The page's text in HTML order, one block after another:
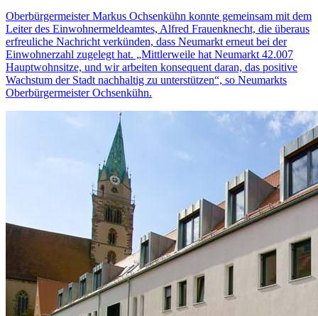
Oberbürgermeister Markus Ochsenkühn konnte gemeinsam mit dem
Leiter des Einwohnermeldeamtes, Alfred Frauenknecht, die überaus
erfreuliche Nachricht verkünden, dass Neumarkt erneut bei der
Einwohnerzahl zugelegt hat. „Mittlerweile hat Neumarkt 42.007
Hauptwohnsitze, und wir arbeiten konsequent daran, das positive
Wachstum der Stadt nachhaltig zu unterstützen“, so Neumarkts
Oberbürgermeister Ochsenkühn.